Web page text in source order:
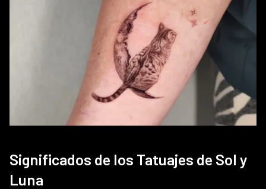
Significados de los Tatuajes de Sol y
Luna